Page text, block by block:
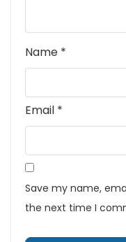
Name *
Email *
Save my name,
the next time I